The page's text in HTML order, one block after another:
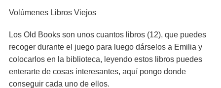
Volúmenes Libros Viejos
Los Old Books son unos cuantos libros (12), que puedes
recoger durante el juego para luego dárselos a Emilia y
colocarlos en la biblioteca, leyendo estos libros puedes
enterarte de cosas interesantes, aquí pongo donde
conseguir cada uno de ellos.